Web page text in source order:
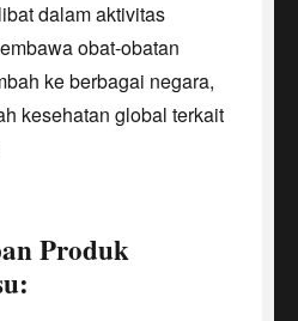
dalam aktivitas
obat-obatan
ke berbagai negara,
kesehatan global terkait
Produk